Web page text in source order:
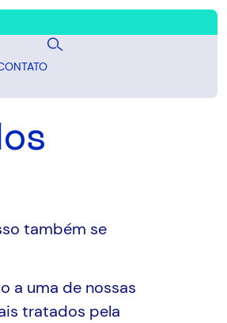
também se
a uma de nossas
tratados pela